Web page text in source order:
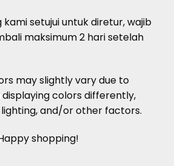
kami setujui untuk diretur, wajib
maksimum 2 hari setelah
may slightly vary due to
colors differently,
and/or other factors.
shopping!